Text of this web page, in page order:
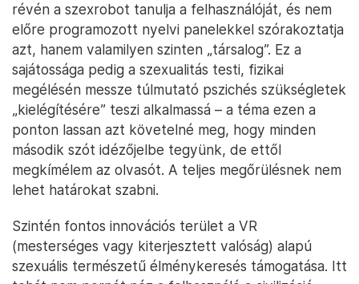
révén a szexrobot tanulja a felhasználóját, és nem
előre programozott nyelvi panelekkel szórakoztatja
azt, hanem valamilyen szinten „társalog”. Ez a
sajátossága pedig a szexualitás testi, fizikai
megélésén messze túlmutató pszichés szükségletek
„kielégítésére” teszi alkalmassá – a téma ezen a
ponton lassan azt követelné meg, hogy minden
második szót idézőjelbe tegyünk, de ettől
megkímélem az olvasót. A teljes megőrülésnek nem
lehet határokat szabni.
Szintén fontos innovációs terület a VR
(mesterséges vagy kiterjesztett valóság) alapú
szexuális természetű élménykeresés támogatása. Itt